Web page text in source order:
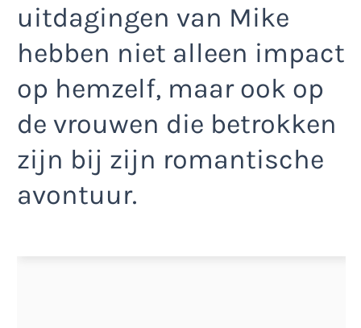
uitdagingen van Mike
hebben niet alleen impact
op hemzelf, maar ook op
de vrouwen die betrokken
zijn bij zijn romantische
avontuur.